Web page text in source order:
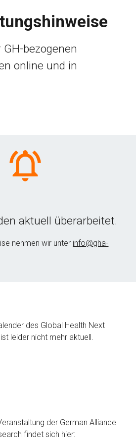
bezogenen
online und in
aktuell überarbeitet.
nehmen wir unter info@gha-
des Global Health Next
leider nicht mehr aktuell.
der German Alliance
findet sich hier: